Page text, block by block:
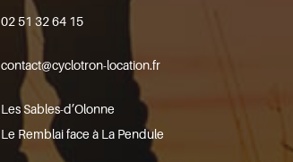
02 51 32 64 15
contact@cyclotron-location.fr
Les Sables-d’Olonne
Le Remblai face à La Pendule